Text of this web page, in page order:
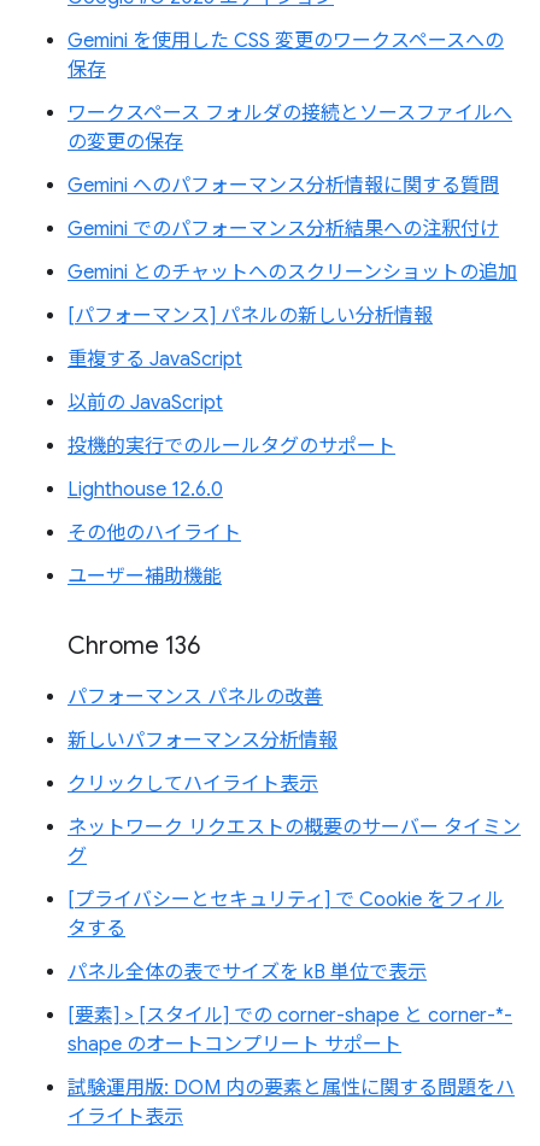
Gemini を使用した CSS 変更のワークスペースへの
保存
ワークスペース フォルダの接続とソースファイルへ
の変更の保存
Gemini へのパフォーマンス分析情報に関する質問
Gemini でのパフォーマンス分析結果への注釈付け
Gemini とのチャットへのスクリーンショットの追加
[パフォーマンス] パネルの新しい分析情報
重複する JavaScript
以前の JavaScript
投機的実行でのルールタグのサポート
Lighthouse 12.6.0
その他のハイライト
ユーザー補助機能
Chrome 136
パフォーマンス パネルの改善
新しいパフォーマンス分析情報
クリックしてハイライト表示
ネットワーク リクエストの概要のサーバー タイミン
グ
[プライバシーとセキュリティ] で Cookie をフィル
タする
パネル全体の表でサイズを kB 単位で表示
[要素] > [スタイル] での corner-shape と corner-*-
shape のオートコンプリート サポート
試験運用版: DOM 内の要素と属性に関する問題をハ
イライト表示